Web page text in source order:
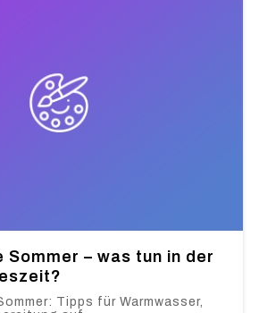
Sommer – was tun in der
Tipps für Warmwasser,